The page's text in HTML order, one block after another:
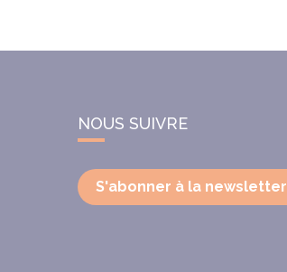
NOUS SUIVRE
S'abonner à la newsletter